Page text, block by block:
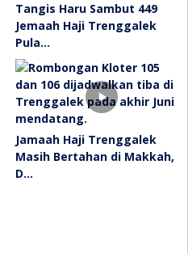
Tangis Haru Sambut 449
Jemaah Haji Trenggalek
Pula…
Jamaah Haji Trenggalek
Masih Bertahan di Makkah,
D…